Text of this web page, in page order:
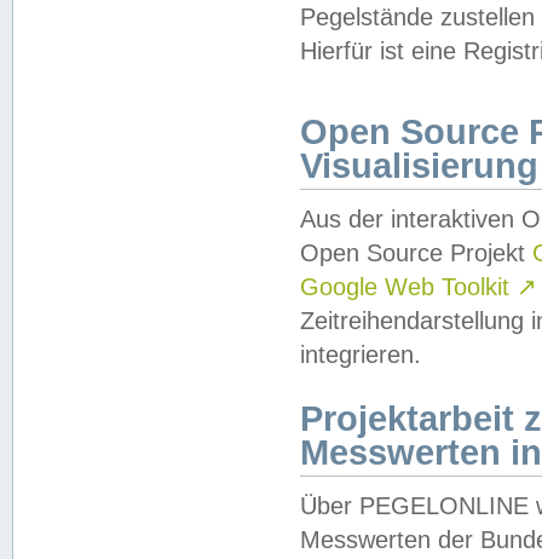
Pegelstände
Hierfür ist eine
Open Source
Visualisierung
Aus der interaktiven
Open Source Projekt
Google Web Toolkit ↗
Zeitreihendarstellung
integrieren.
Projektarbeit
Messwerten
Über PEGELONLINE
Messwerten der